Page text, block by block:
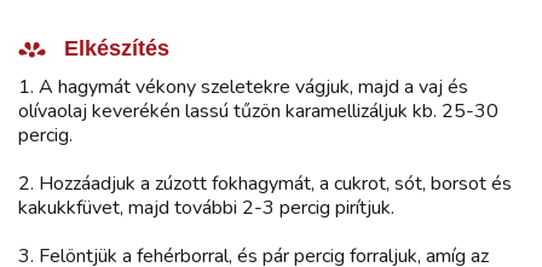
Elkészítés
1. A hagymát vékony szeletekre vágjuk, majd a vaj és
olívaolaj keverékén lassú tűzön karamellizáljuk kb. 25-30
percig.
2. Hozzáadjuk a zúzott fokhagymát, a cukrot, sót, borsot és
kakukkfüvet, majd további 2-3 percig pirítjuk.
3. Felöntjük a fehérborral, és pár percig forraljuk, amíg az